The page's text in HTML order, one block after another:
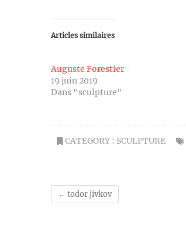
Articles similaires
Auguste Forestier
19 juin 2019
Dans "sculpture"
CATEGORY : SCULPTURE
← todor jivkov